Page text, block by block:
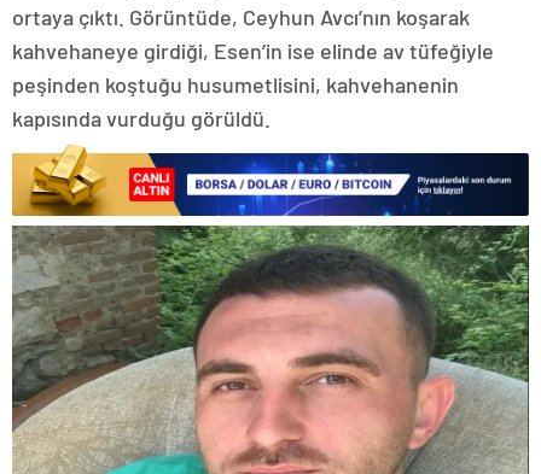
ortaya çıktı. Görüntüde, Ceyhun Avcı’nın koşarak
kahvehaneye girdiği, Esen’in ise elinde av tüfeğiyle
peşinden koştuğu husumetlisini, kahvehanenin
kapısında vurduğu görüldü.